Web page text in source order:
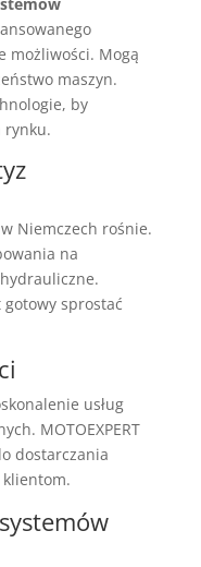
możliwości. Mogą
maszyn.
by
rynku.
Niemczech rośnie.
na
gotowy sprostać
usług
MOTOEXPERT
dostarczania
klientom.